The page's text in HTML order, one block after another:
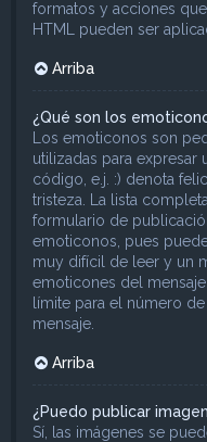
formatos y acciones
HTML pueden ser
Arriba
¿Qué son los
Los emoticonos son
utilizadas para
código, e.j. :) denota
tristeza. La lista
formulario de
emoticonos, pues
muy difícil de leer y un
emoticones del
límite para el número
mensaje.
Arriba
¿Puedo publicar
Sí, las imágenes se